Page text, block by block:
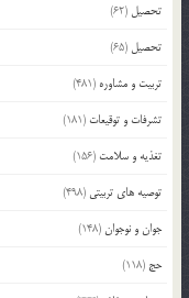
تحصیل (62)
تحصیل (65)
تربیت و مشاوره (481)
تشرفات و توقیعات (181)
تغذیه و سلامت (156)
توصیه های تربیتی (498)
جوان و نوجوان(148)
حج (118)